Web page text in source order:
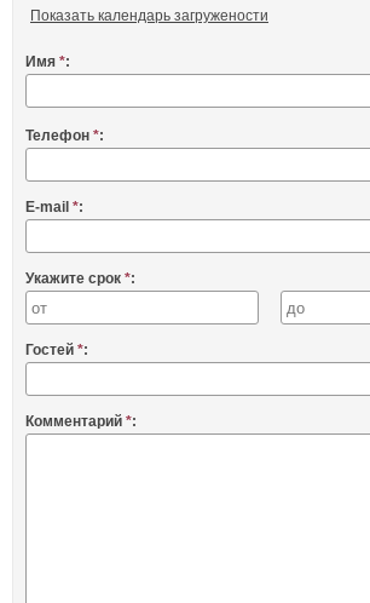
Показать календарь загружености
Имя *:
Телефон *:
E-mail *:
Укажите срок *:
Гостей *:
Комментарий *: